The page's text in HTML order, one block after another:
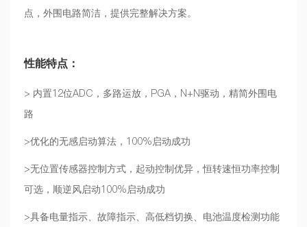
点，外围电路简洁，提供完整解决方案。
性能特点：
> 内置12位ADC，多路运放，PGA，N+N驱动，精简外围电
路
>优化的无感启动算法，100%启动成功
>无位置传感器控制方式，起动控制优异，恒转速恒功率控制
可选，顺逆风启动100%启动成功
>具备电量指示、故障指示、高低档切换、电池温度检测功能